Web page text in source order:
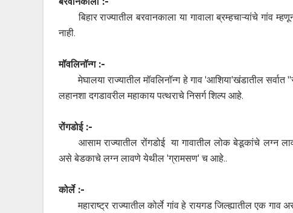
बिहार राज्यातील बरवानकाला या गावाला ब्रम्हचाऱ्यांचे
नाही.
मॉवलिनॉन्ग :-
मेघालया राज्यातील मॉवलिनॉन्ग हे गाव 'आशिया'खंडातील
लहानशा दगडावरील महाकाय पत्थराचे निसर्ग शिल्प आहे.
रोंगडोई :-
आसाम राज्यातील रोंगडोई या गावातील लोक बेडूकांचे लग्न
असे बेडकाचे लग्न लावणे येथील 'ग्रामसण' च आहे..
कोर्ले :-
महाराष्ट्र राज्यातील कोर्ले गांव हे रायगड जिल्ह्यातील एक गाव